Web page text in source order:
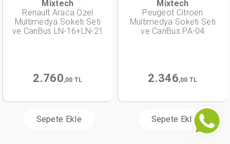
Mixtech
Renault Araca Özel
Multimedya Soketi Seti
ve CanBus LN-16+LN-21
2.760,00 TL
Sepete Ekle
Mixtech
Peugeot Citroen
Multimedya Soketi Seti
ve CanBus PA-04
2.346,00 TL
Sepete Ekle